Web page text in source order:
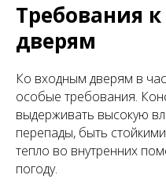
Требования
дверям
Ко входным дверям в
особые требования.
выдерживать высокую
перепады, быть
тепло во внутренних
погоду.